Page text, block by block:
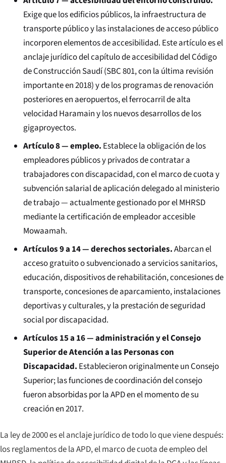
Exige que los edificios públicos, la infraestructura de
transporte público y las instalaciones de acceso público
incorporen elementos de accesibilidad. Este artículo es el
anclaje jurídico del capítulo de accesibilidad del Código
de Construcción Saudí (SBC 801, con la última revisión
importante en 2018) y de los programas de renovación
posteriores en aeropuertos, el ferrocarril de alta
velocidad Haramain y los nuevos desarrollos de los
gigaproyectos.
Artículo 8 — empleo. Establece la obligación de los
empleadores públicos y privados de contratar a
trabajadores con discapacidad, con el marco de cuota y
subvención salarial de aplicación delegado al ministerio
de trabajo — actualmente gestionado por el MHRSD
mediante la certificación de empleador accesible
Mowaamah.
Artículos 9 a 14 — derechos sectoriales.Abarcan el
acceso gratuito o subvencionado a servicios sanitarios,
educación, dispositivos de rehabilitación, concesiones de
transporte, concesiones de aparcamiento, instalaciones
deportivas y culturales, y la prestación de seguridad
social por discapacidad.
Artículos 15 a 16 — administración y el Consejo
Superior de Atención a las Personas con
Discapacidad. Establecieron originalmente un Consejo
Superior; las funciones de coordinación del consejo
fueron absorbidas por la APD en el momento de su
creación en 2017.
La ley de 2000 es el anclaje jurídico de todo lo que viene después:
los reglamentos de la APD, el marco de cuota de empleo del